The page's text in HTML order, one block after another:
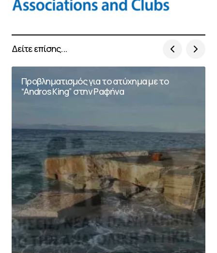
Δείτε επίσης...
Προβληματισμός για το ατύχημα με το
“Andros King” στην Ραφήνα